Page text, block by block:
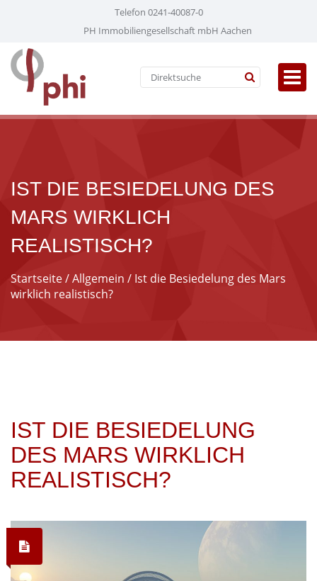
Telefon 0241-40087-0
PH Immobiliengesellschaft mbH Aachen
IST DIE BESIEDELUNG DES
MARS WIRKLICH
REALISTISCH?
Startseite/Allgemein / Ist die Besiedelung des Mars
wirklich realistisch?
IST DIE BESIEDELUNG
DES MARS WIRKLICH
REALISTISCH?